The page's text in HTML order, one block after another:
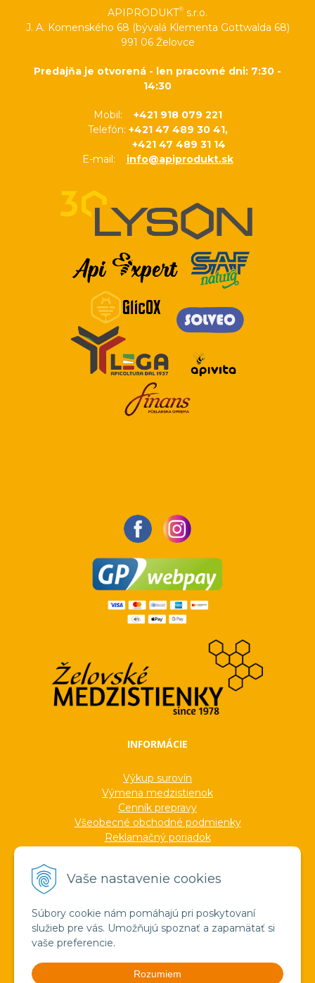
Vaše nastavenie cookies
Súbory cookie nám pomáhajú pri poskytovaní
služieb pre vás. Umožňujú spoznať a zapamätať si
vaše preferencie.
Rozumiem
APIPRODUKT® s.r.o.
J. A. Komenského 68 (bývalá Klementa Gottwalda 68)
991 06 Želovce
Predajňa je otvorená - len pracovné dni: 7:30 -
14:30
Mobil: +421 918 079 221
Telefón: +421 47 489 30 41,
+421 47 489 31 14
E-mail: info@apiprodukt.sk
INFORMÁCIE
Výkup surovín
Výmena medzistienok
Cenník prepravy
Všeobecné obchodné podmienky
Reklamačný poriadok
Formuláre
Ocenenia
Veľkoobchod
Verejné obstarávanie
Pravda o medzistienkach a vosku